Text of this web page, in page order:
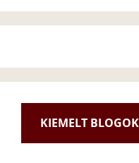
KIEMELT BLOGOK